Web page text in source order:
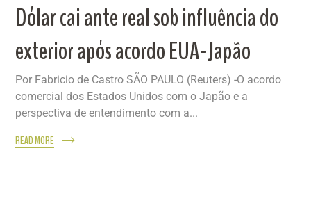
Dólar cai ante real sob influência do
exterior após acordo EUA-Japão
Por Fabricio de Castro SÃO PAULO (Reuters) -O acordo
comercial dos Estados Unidos com o Japão e a
perspectiva de entendimento com a...
READ MORE